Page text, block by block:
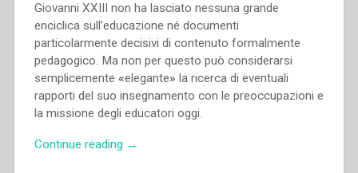
Giovanni XXIII non ha lasciato nessuna grande
enciclica sull’educazione né documenti
particolarmente decisivi di contenuto formalmente
pedagogico. Ma non per questo può considerarsi
semplicemente «elegante» la ricerca di eventuali
rapporti del suo insegnamento con le preoccupazioni e
la missione degli educatori oggi.
Continue reading “Pietro
→